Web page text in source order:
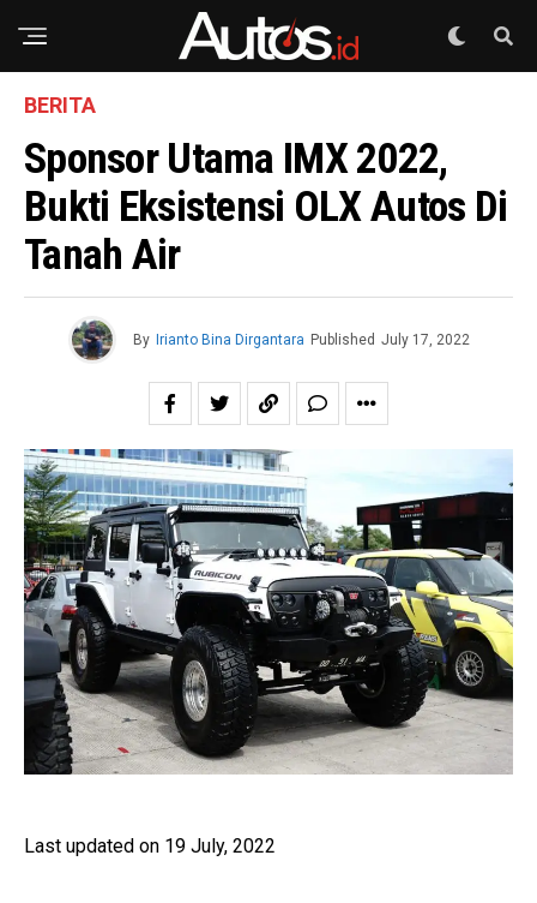
BERITA
Sponsor Utama IMX 2022,
Bukti Eksistensi OLX Autos Di
Tanah Air
By Irianto Bina Dirgantara Published July 17, 2022
Last updated on 19 July, 2022